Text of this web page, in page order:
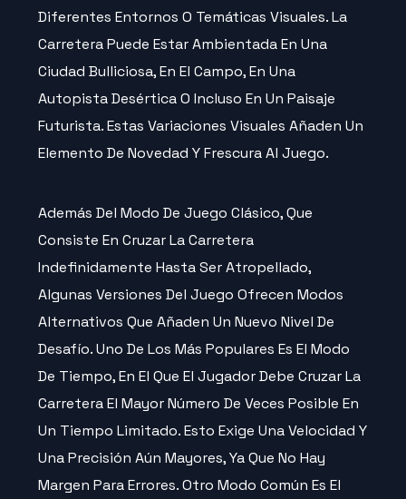
Diferentes Entornos O Temáticas Visuales. La
Carretera Puede Estar Ambientada En Una
Ciudad Bulliciosa, En El Campo, En Una
Autopista Desértica O Incluso En Un Paisaje
Futurista. Estas Variaciones Visuales Añaden Un
Elemento De Novedad Y Frescura Al Juego.
Además Del Modo De Juego Clásico, Que
Consiste En Cruzar La Carretera
Indefinidamente Hasta Ser Atropellado,
Algunas Versiones Del Juego Ofrecen Modos
Alternativos Que Añaden Un Nuevo Nivel De
Desafío. Uno De Los Más Populares Es El Modo
De Tiempo, En El Que El Jugador Debe Cruzar La
Carretera El Mayor Número De Veces Posible En
Un Tiempo Limitado. Esto Exige Una Velocidad Y
Una Precisión Aún Mayores, Ya Que No Hay
Margen Para Errores. Otro Modo Común Es El